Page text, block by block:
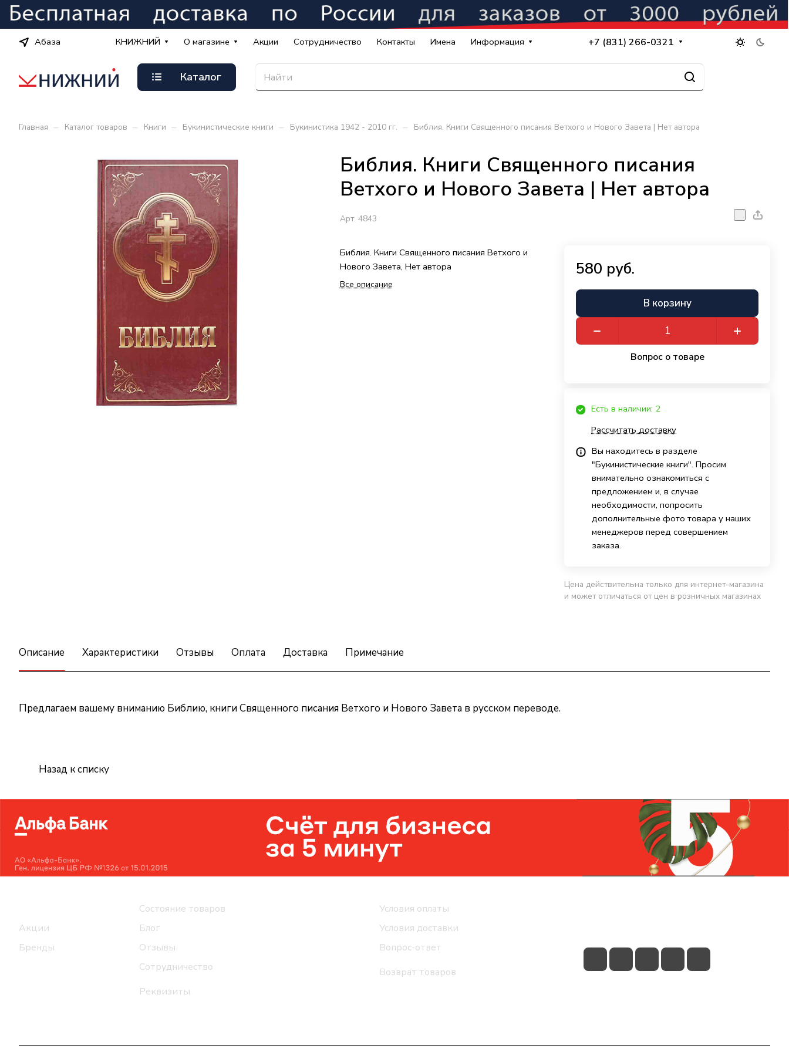
Абаза КНИЖНИЙ О магазине Акции Сотрудничество Контакты Имена Информация +7 (831) 266-0321
Каталог
Главная – Каталог товаров – Книги – Букинистические книги – Букинистика 1942 - 2010 гг. – Библия. Книги Священного писания Ветхого и Нового Завета | Нет автора
Библия. Книги Священного писания
Ветхого и Нового Завета | Нет автора
Арт. 4843
Библия. Книги Священного писания Ветхого и
Нового Завета, Нет автора
Все описание
580 руб.
В корзину
Вопрос о товаре
Есть в наличии: 2
Рассчитать доставку
Вы находитесь в разделе
"Букинистические книги". Просим
внимательно ознакомиться с
предложением и, в случае
необходимости, попросить
дополнительные фото товара у наших
менеджеров перед совершением
заказа.
Цена действительна только для интернет-магазина
и может отличаться от цен в розничных магазинах
Описание Характеристики Отзывы Оплата Доставка Примечание
Предлагаем вашему вниманию Библию, книги Священного писания Ветхого и Нового Завета в русском переводе.
Назад к списку
Акции
Бренды
Состояние товаров
Блог
Отзывы
Сотрудничество
Реквизиты
Условия оплаты
Условия доставки
Вопрос-ответ
Возврат товаров